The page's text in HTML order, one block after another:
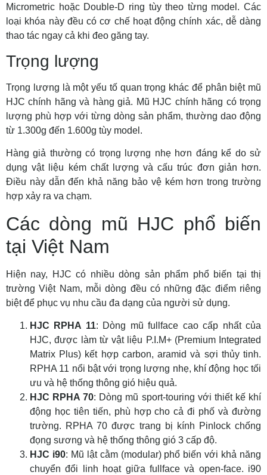
Micrometric hoặc Double-D ring tùy theo từng model. Các
loại khóa này đều có cơ chế hoạt động chính xác, dễ dàng
thao tác ngay cả khi đeo găng tay.
Trọng lượng
Trọng lượng là một yếu tố quan trọng khác để phân biệt mũ
HJC chính hãng và hàng giả. Mũ HJC chính hãng có trọng
lượng phù hợp với từng dòng sản phẩm, thường dao động
từ 1.300g đến 1.600g tùy model.
Hàng giả thường có trọng lượng nhẹ hơn đáng kể do sử
dụng vật liệu kém chất lượng và cấu trúc đơn giản hơn.
Điều này dẫn đến khả năng bảo vệ kém hơn trong trường
hợp xảy ra va chạm.
Các dòng mũ HJC phổ biến
tại Việt Nam
Hiện nay, HJC có nhiều dòng sản phẩm phổ biến tại thị
trường Việt Nam, mỗi dòng đều có những đặc điểm riêng
biệt để phục vụ nhu cầu đa dạng của người sử dụng.
HJC RPHA 11: Dòng mũ fullface cao cấp nhất của
HJC, được làm từ vật liệu P.I.M+ (Premium Integrated
Matrix Plus) kết hợp carbon, aramid và sợi thủy tinh.
RPHA 11 nổi bật với trọng lượng nhẹ, khí động học tối
ưu và hệ thống thông gió hiệu quả.
HJC RPHA 70: Dòng mũ sport-touring với thiết kế khí
động học tiên tiến, phù hợp cho cả đi phố và đường
trường. RPHA 70 được trang bị kính Pinlock chống
đọng sương và hệ thống thông gió 3 cấp độ.
HJC i90: Mũ lật cằm (modular) phổ biến với khả năng
chuyển đổi linh hoạt giữa fullface và open-face. i90